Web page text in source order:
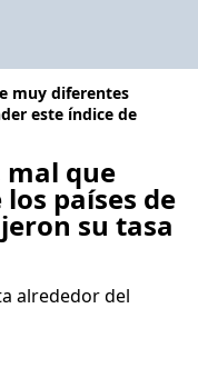
muy diferentes
este índice de
mal que
países de
su tasa
alrededor del